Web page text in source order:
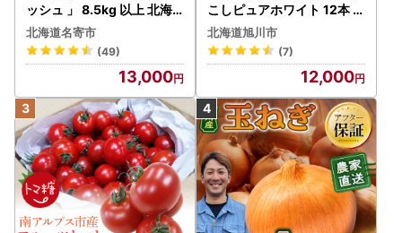
ッシュ 」 8.5kg 以上 北海
道 名寄 スイートコーン
北海道名寄市
(49)
13,000
こしピュアホワイト 12本 3.
6kg（2026年8月下旬から
発送開始） とうもろこし
北海道旭川市
(7)
12,000